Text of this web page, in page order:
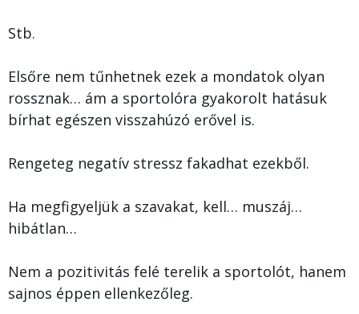
Stb.
Elsőre nem tűnhetnek ezek a mondatok olyan
rossznak… ám a sportolóra gyakorolt hatásuk
bírhat egészen visszahúzó erővel is.
Rengeteg negatív stressz fakadhat ezekből.
Ha megfigyeljük a szavakat, kell… muszáj…
hibátlan…
Nem a pozitivitás felé terelik a sportolót, hanem
sajnos éppen ellenkezőleg.